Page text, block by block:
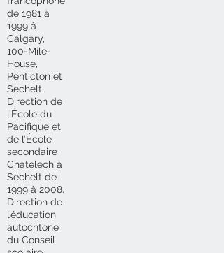
de 1981 à
1999 à
Calgary,
100-Mile-
House,
Penticton et
Sechelt.
Direction de
l’École du
Pacifique et
de l’École
secondaire
Chatelech à
Sechelt de
1999 à 2008.
Direction de
l’éducation
autochtone
du Conseil